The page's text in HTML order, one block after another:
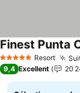
5 Étoiles Resort
Finest Punta
9,4 Excellent 20